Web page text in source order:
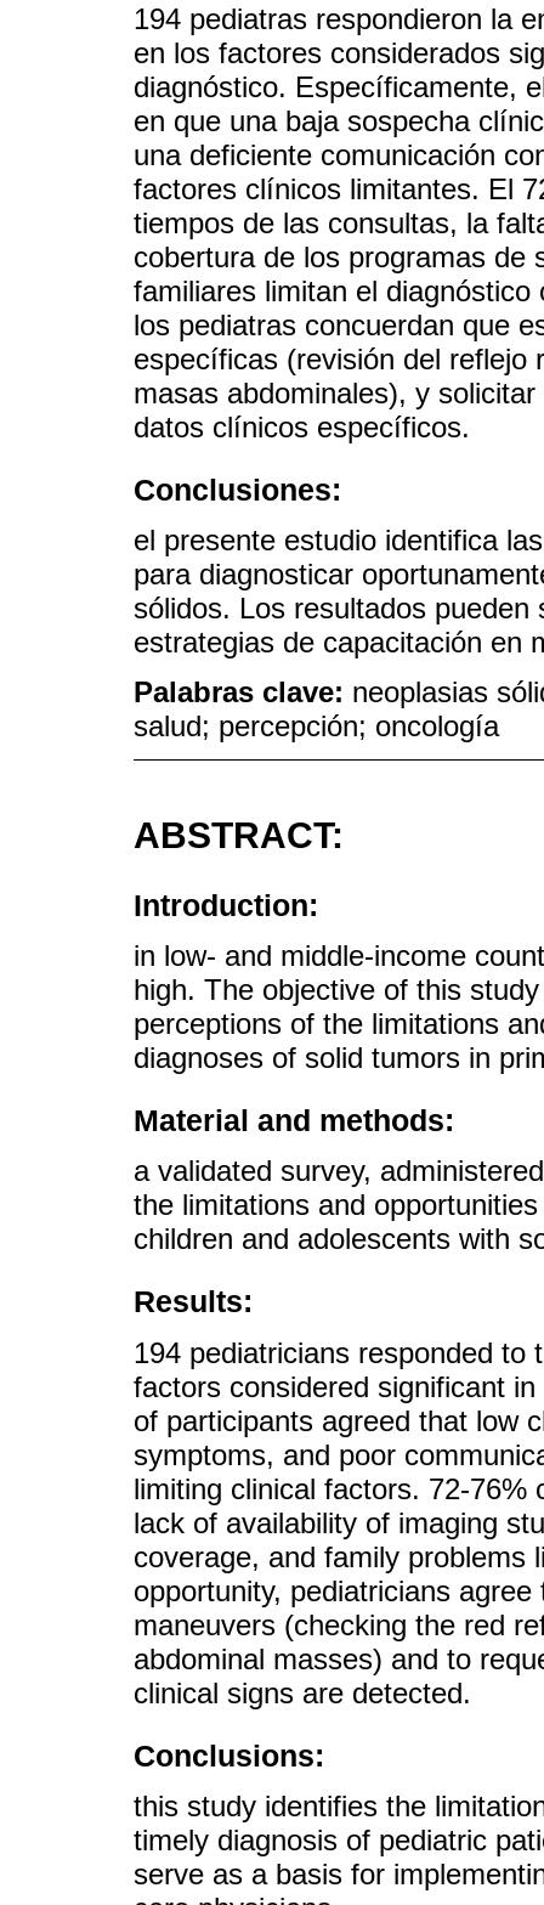
194 pediatras respondieron la
en los factores considerados
diagnóstico. Específicamente,
en que una baja sospecha
una deficiente comunicación
factores clínicos limitantes. El
tiempos de las consultas, la
cobertura de los programas de
familiares limitan el
los pediatras concuerdan que
específicas (revisión del reflejo
masas abdominales), y
datos clínicos específicos.
Conclusiones:
el presente estudio identifica
para diagnosticar
sólidos. Los resultados
estrategias de capacitación en
Palabras clave: neoplasias
salud; percepción; oncología
ABSTRACT:
Introduction:
in low- and middle-income
high. The objective of this
perceptions of the limitations
diagnoses of solid tumors in
Material and methods:
a validated survey,
the limitations and
children and adolescents with
Results:
194 pediatricians responded to
factors considered significant
of participants agreed that low
symptoms, and poor
limiting clinical factors. 72-76%
lack of availability of imaging
coverage, and family problems
opportunity, pediatricians
maneuvers (checking the red
abdominal masses) and to
clinical signs are detected.
Conclusions:
this study identifies the
timely diagnosis of pediatric
serve as a basis for